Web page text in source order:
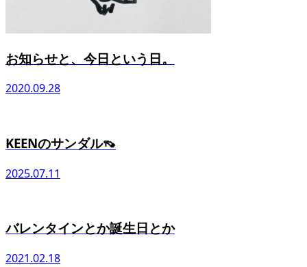
お知らせと、今日という日。
2020.09.28
KEENのサンダル👡
2025.07.11
バレンタインとか誕生日とか
2021.02.18